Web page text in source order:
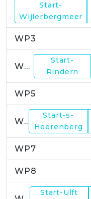
WP2
Start-
Wijlerbergmeer
WP3
WP4
Start-
Rindern
WP5
WP6
Start-s-
Heerenberg
WP7
WP8
Start-Ulft